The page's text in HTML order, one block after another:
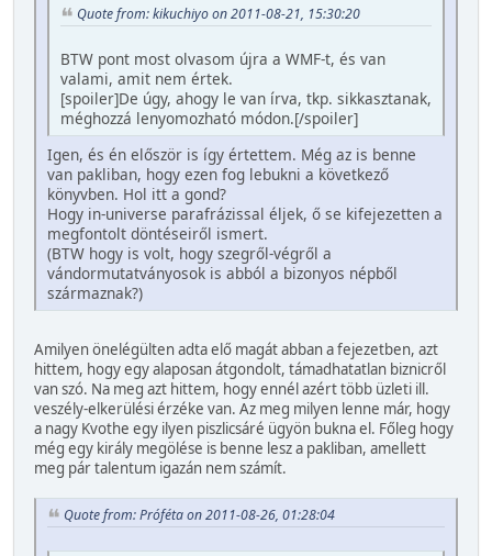
Quote from: kikuchiyo on 2011-08-21, 15:30:20
BTW pont most olvasom újra a WMF-t, és van
valami, amit nem értek.
[spoiler]De úgy, ahogy le van írva, tkp. sikkasztanak,
méghozzá lenyomozható módon.[/spoiler]
Igen, és én először is így értettem. Még az is benne
van pakliban, hogy ezen fog lebukni a következő
könyvben. Hol itt a gond?
Hogy in-universe parafrázissal éljek, ő se kifejezetten a
megfontolt döntéseiről ismert.
(BTW hogy is volt, hogy szegről-végről a
vándormutatványosok is abból a bizonyos népből
származnak?)
Amilyen önelégülten adta elő magát abban a fejezetben, azt
hittem, hogy egy alaposan átgondolt, támadhatatlan biznicről
van szó. Na meg azt hittem, hogy ennél azért több üzleti ill.
veszély-elkerülési érzéke van. Az meg milyen lenne már, hogy
a nagy Kvothe egy ilyen piszlicsáré ügyön bukna el. Főleg hogy
még egy király megölése is benne lesz a pakliban, amellett
meg pár talentum igazán nem számít.
Quote from: Próféta on 2011-08-26, 01:28:04